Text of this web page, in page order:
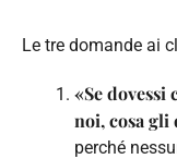
Le tre domande ai
«Se dovessi
noi, cosa gli
perché